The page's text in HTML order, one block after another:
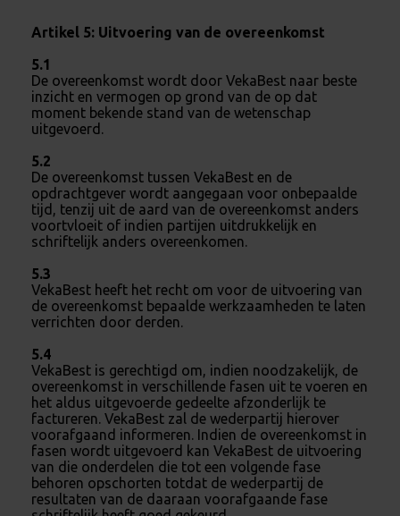
Artikel 5: Uitvoering van de overeenkomst
5.1
De overeenkomst wordt door VekaBest naar beste
inzicht en vermogen op grond van de op dat
moment bekende stand van de wetenschap
uitgevoerd.
5.2
De overeenkomst tussen VekaBest en de
opdrachtgever wordt aangegaan voor onbepaalde
tijd, tenzij uit de aard van de overeenkomst anders
voortvloeit of indien partijen uitdrukkelijk en
schriftelijk anders overeenkomen.
5.3
VekaBest heeft het recht om voor de uitvoering van
de overeenkomst bepaalde werkzaamheden te laten
verrichten door derden.
5.4
VekaBest is gerechtigd om, indien noodzakelijk, de
overeenkomst in verschillende fasen uit te voeren en
het aldus uitgevoerde gedeelte afzonderlijk te
factureren. VekaBest zal de wederpartij hierover
voorafgaand informeren. Indien de overeenkomst in
fasen wordt uitgevoerd kan VekaBest de uitvoering
van die onderdelen die tot een volgende fase
behoren opschorten totdat de wederpartij de
resultaten van de daaraan voorafgaande fase